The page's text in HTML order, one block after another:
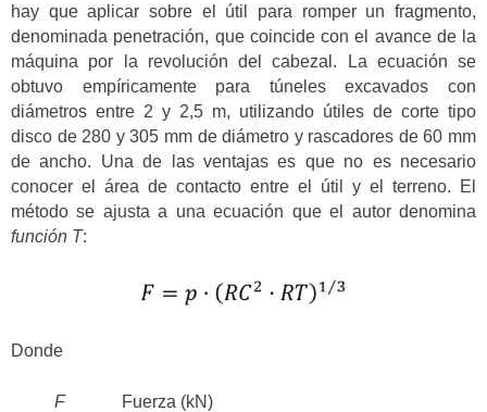
hay que aplicar sobre el útil para romper un fragmento,
denominada penetración, que coincide con el avance de la
máquina por la revolución del cabezal. La ecuación se
obtuvo empíricamente para túneles excavados con
diámetros entre 2 y 2,5 m, utilizando útiles de corte tipo
disco de 280 y 305 mm de diámetro y rascadores de 60 mm
de ancho. Una de las ventajas es que no es necesario
conocer el área de contacto entre el útil y el terreno. El
método se ajusta a una ecuación que el autor denomina
función T:
Donde
FFuerza (kN)